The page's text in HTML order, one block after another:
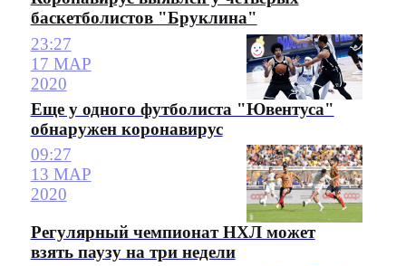
баскетболистов "Бруклина"
23:27
17 МАР
2020
Еще у одного футболиста "Ювентуса"
обнаружен коронавирус
09:27
13 МАР
2020
Регулярный чемпионат НХЛ может
взять паузу на три недели